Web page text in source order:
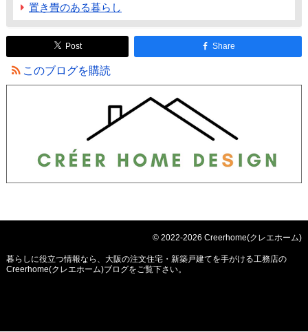
置き畳のある暮らし
Post Share
このブログを購読
© 2022-2026 Creerhome(クレエホーム)
暮らしに役立つ情報なら、 大阪の注文住宅・新築戸建てを手がける工務店の
Creerhome(クレエホーム)ブログをご覧下さい。